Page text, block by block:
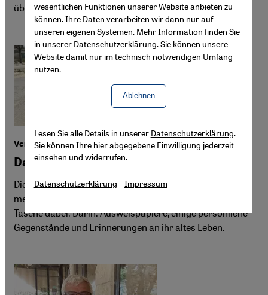
überzeugt.
Vertreibung in Gaza
Das ganze Leben in nur einer Tasche
Die israelische Offensive in Gaza hat tausende Menschen
mehrfach vertrieben. Viele von ihnen haben nur eine
Tasche dabei. Darin: Ausweispapiere, einige persönliche
Gegenstände und Erinnerungen an ihr altes Leben.
wesentlichen Funktionen unserer Website anbieten zu
können. Ihre Daten verarbeiten wir dann nur auf
unseren eigenen Systemen. Mehr Information finden Sie
in unserer Datenschutzerklärung. Sie können unsere
Website damit nur im technisch notwendigen Umfang
nutzen.
Ablehnen
Lesen Sie alle Details in unserer Datenschutzerklärung.
Sie können Ihre hier abgegebene Einwilligung jederzeit
einsehen und widerrufen.
Datenschutzerklärung Impressum